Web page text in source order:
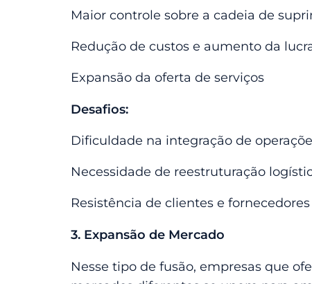
Maior controle sobre a cadeia de
Redução de custos e aumento da
Expansão da oferta de serviços
Desafios:
Dificuldade na integração de
Necessidade de reestruturação
Resistência de clientes e fornecedores
3. Expansão de Mercado
Nesse tipo de fusão, empresas que